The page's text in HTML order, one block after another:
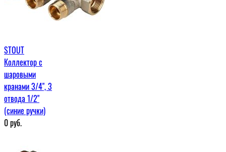
STOUT
Коллектор с
шаровыми
кранами 3/4", 3
отвода 1/2"
(синие ручки)
0руб.